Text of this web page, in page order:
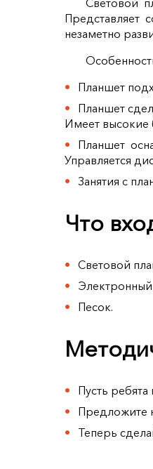
Световой
Представляет
незаметно
Планшет
Планшет
Имеет высокие
Планшет
Управляется
Занятия с
Что
Световой
Электронный
Песок.
Пусть
Предложите
Теперь